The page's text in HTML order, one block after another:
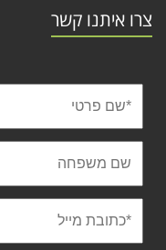
צרו איתנו קשר